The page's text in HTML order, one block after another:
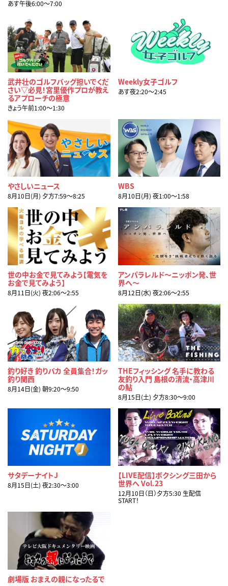
あす午後6:00〜7:00
武井壮のゴルフバッグ担いでくだ
さい▽必見！宮里優作プロが教え
るアプローチの極意
きょう午前1:00〜1:30
Weekly女子ゴルフ
あす夜2:20〜2:45
やさしいニュース
8月10日(月) 夕方7:59〜8:25
WBS
8月10日(月) 夜1:00〜1:58
世の中お金で見てみよう【電気を
お金で見てみよう】
8月11日(火) 夜2:06〜2:55
アンパラレルド～ニッポン発、世
界へ～
8月12日(水) 夜2:06〜2:55
釣り好き 釣りバカ 全員集合！ガッ
釣り関西
8月14日(金) 朝9:20〜9:50
THEフィッシング 名手に教わる
友釣り入門 島根の清流・高津川
の鮎
8月15日(土) 夕方8:30〜9:00
サタデーナイトJ
8月15日(土) 夜2:30〜3:00
【LIVE配信】ボクシング三田から
世界へ Vol.23
12月10日（日）夕方5:30 生配信
START！
劇場版 おまえの親になったるで